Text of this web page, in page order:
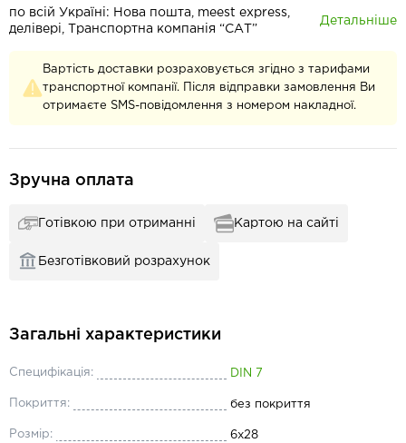
по всій Україні: Нова пошта, meest express,
делівері, Транспортна компанія “САТ”
Детальніше
Вартість доставки розраховується згідно з тарифами
транспортної компанії. Після відправки замовлення Ви
отримаєте SMS-повідомлення з номером накладної.
Зручна оплата
Готівкою при отриманні Картою на сайті
Безготівковий розрахунок
Загальні характеристики
Специфікація: DIN 7
Покриття: без покриття
Розмір: 6x28